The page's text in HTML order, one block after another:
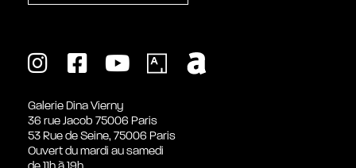
Galerie Dina Vierny
36 rue Jacob 75006 Paris
53 Rue de Seine, 75006 Paris
Ouvert du mardi au samedi